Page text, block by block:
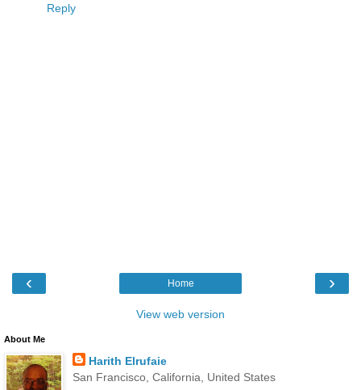
Reply
‹ ›
Home
View web version
About Me
Harith Elrufaie
San Francisco, California, United States